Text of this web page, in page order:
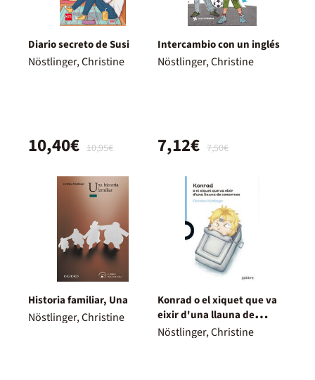
Diario secreto de Susi
Nöstlinger, Christine
10,95€
10,40€
Intercambio con un inglés
Nöstlinger, Christine
7,50€
7,12€
Historia familiar, Una
Nöstlinger, Christine
Konrad o el xiquet que va
eixir d'una llauna de
conserves
Nöstlinger, Christine